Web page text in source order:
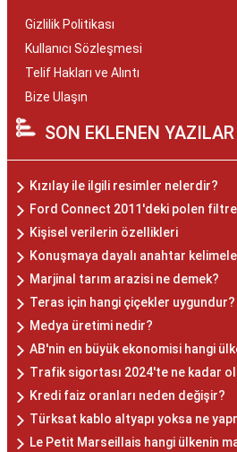
Gizlilik Politikası
Kullanıcı Sözleşmesi
Telif Hakları ve Alıntı
Bize Ulaşın
SON EKLENEN YAZILAR
Kızılay ile ilgili resimler nelerdir?
Ford Connect 2011'deki polen
Kişisel verilerin özellikleri
Konuşmaya dayalı anahtar
Marjinal tarım arazisi ne demek?
Teras için hangi çiçekler uygundur?
Medya üretimi nedir?
AB'nin en büyük ekonomisi hangi
Trafik sigortası 2024'te ne kadar
Kredi faiz oranları neden değişir?
Türksat kablo altyapı yoksa ne
Le Petit Marseillais hangi ülkenin